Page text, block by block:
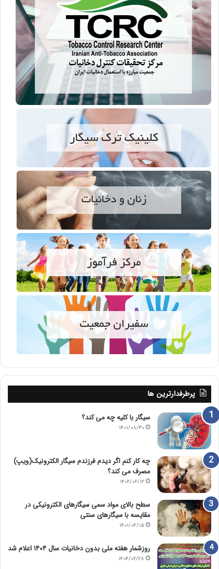
پرطرفدارترین ها
سیگار با کلیه چه می کند؟
۱۴۰۱/۰۸/۳۰
چه کار کنم اگر دیدم فرزندم سیگار الکترونیک(ویپ)
مصرف می کند؟
۱۴۰۲/۰۶/۱۲
سطح بالای مواد سمی سیگارهای الکترونیکی در
مقایسه با سیگارهای سنتی
۱۴۰۱/۰۴/۱۵
روزشمار هفته ملی بدون دخانیات سال ۱۴۰۴ اعلام شد
۱۴۰۴/۰۲/۲۸